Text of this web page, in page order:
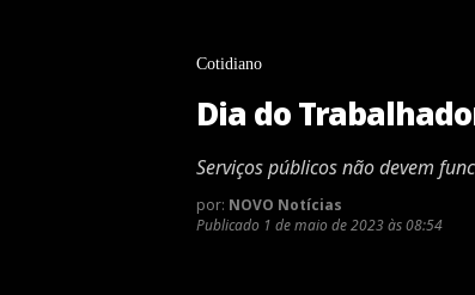
Cotidiano
Dia do
Serviços públicos não devem
por: NOVO Notícias
Publicado 1 de maio de 2023 às 08:54